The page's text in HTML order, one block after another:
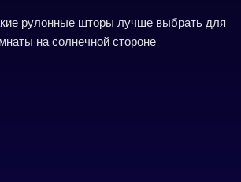
рулонные шторы лучше выбрать для
на солнечной стороне